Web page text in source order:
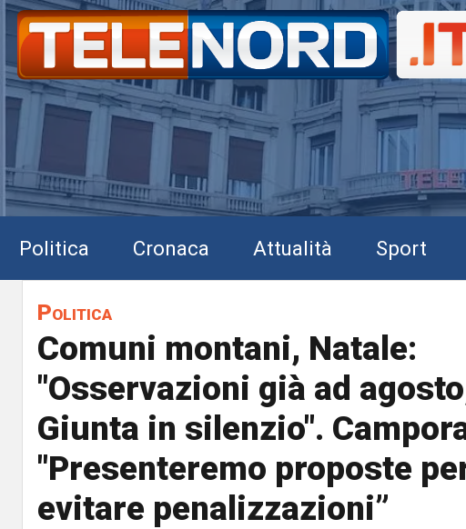
Politica Cronaca Attualità Sport
Politica
Comuni montani, Natale:
"Osservazioni già ad
Giunta in silenzio".
"Presenteremo proposte
evitare penalizzazioni”